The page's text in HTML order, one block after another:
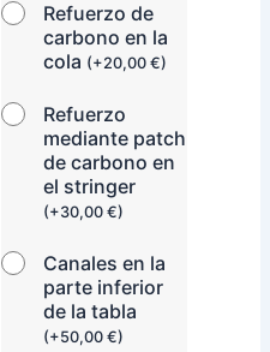
Refuerzo de
carbono en la
cola (+20,00€)
Refuerzo
mediante patch
de carbono en
el stringer
(+30,00€)
Canales en la
parte inferior
de la tabla
(+50,00€)